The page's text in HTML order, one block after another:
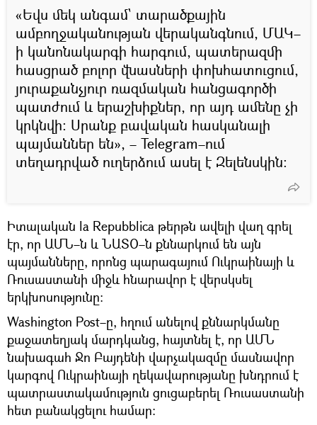
«Եվս մեկ անգամ` տարածքային
ամբողջականության վերականգնում, ՄԱԿ–
ի կանոնակարգի հարգում, պատերազմի
հասցրած բոլոր վնասների փոխհատուցում,
յուրաքանչյուր ռազմական հանցագործի
պատժում և երաշխիքներ, որ այդ ամենը չի
կրկնվի։ Սրանք բավական հասկանալի
պայմաններ են», – Telegram–ում
տեղադրված ուղերձում ասել է Զելենսկին։
Իտալական la Repubblica թերթն ավելի վաղ գրել
էր, որ ԱՄՆ–ն և ՆԱՏՕ–ն քննարկում են այն
պայմանները, որոնց պարագայում Ուկրաինայի և
Ռուսաստանի միջև հնարավոր է վերսկսել
երկխոսությունը։
Washington Post–ը, հղում անելով քննարկմանը
քաջատեղյակ մարդկանց, հայտնել է, որ ԱՄՆ
նախագահ Ջո Բայդենի վարչակազմը մասնավոր
կարգով Ուկրաինայի ղեկավարությանը խնդրում է
պատրաստակամություն ցուցաբերել Ռուսաստանի
հետ բանակցելու համար։